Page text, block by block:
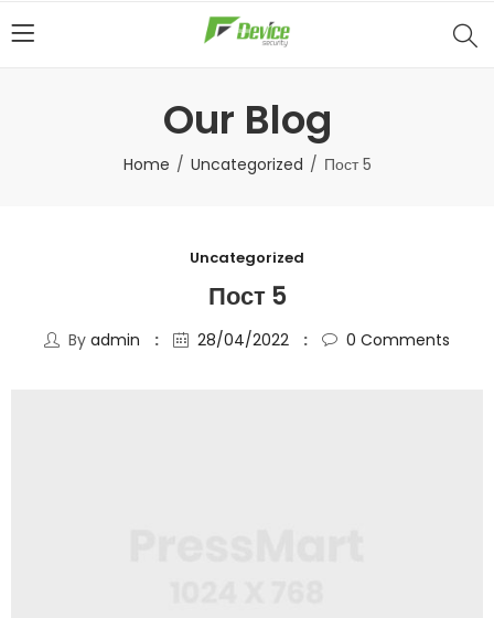
Our Blog
Home Uncategorized Пост 5
Uncategorized
Пост 5
By admin 28/04/2022 0 Comments